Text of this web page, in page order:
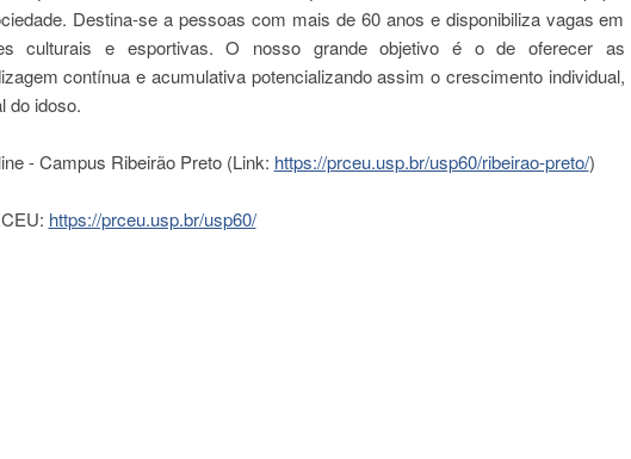
Destina-se a pessoas com mais de 60 anos e disponibiliza vagas em
culturais e esportivas. O nosso grande objetivo é o de oferecer as
contínua e acumulativa potencializando assim o crescimento individual,
do idoso.
- Campus Ribeirão Preto (Link: https://prceu.usp.br/usp60/ribeirao-preto/)
https://prceu.usp.br/usp60/